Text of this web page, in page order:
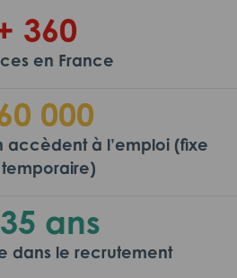
360
en France
000
accèdent à l’emploi (fixe
ans
dans le recrutement